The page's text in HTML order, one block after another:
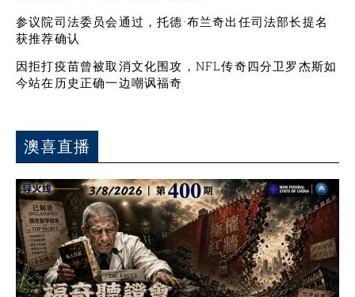
参议院司法委员会通过，托德·布兰奇出任司法部长提名
获推荐确认
因拒打疫苗曾被取消文化围攻，NFL传奇四分卫罗杰斯如
今站在历史正确一边嘲讽福奇
澳喜直播